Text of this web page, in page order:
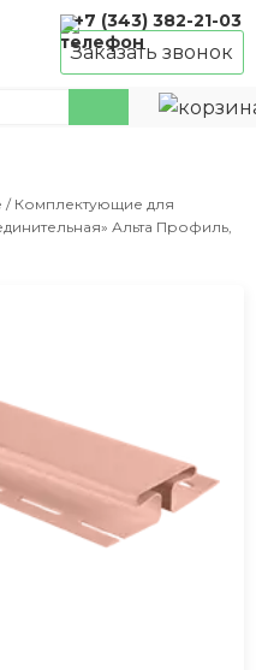
+7 (343) 382-21-03
Заказать звонок
/ Комплектующие для
Альта Профиль,